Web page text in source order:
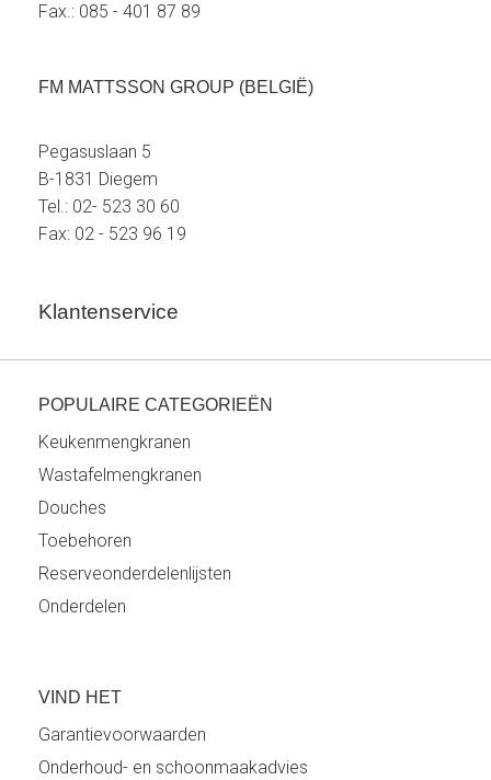
Fax.: 085 - 401 87 89
FM MATTSSON GROUP (BELGIË)
Pegasuslaan 5
B-1831 Diegem
Tel.: 02- 523 30 60
Fax: 02 - 523 96 19
Klantenservice
POPULAIRE CATEGORIEËN
Keukenmengkranen
Wastafelmengkranen
Douches
Toebehoren
Reserveonderdelenlijsten
Onderdelen
VIND HET
Garantievoorwaarden
Onderhoud- en schoonmaakadvies